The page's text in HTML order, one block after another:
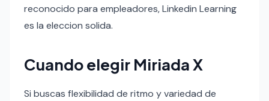
reconocido para empleadores, Linkedin Learning
es la eleccion solida.
Cuando elegir Miriada X
Si buscas flexibilidad de ritmo y variedad de